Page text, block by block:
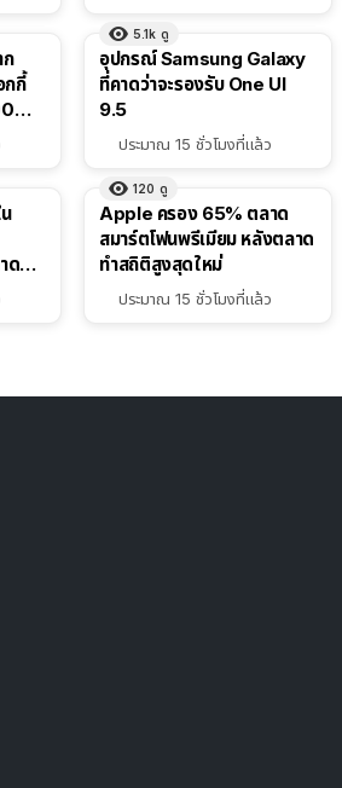
ก
กกี้
5.1k ดู
อุปกรณ์ Samsung Galaxy
ที่คาดว่าจะรองรับ One UI
9.5
ประมาณ 15 ชั่วโมงที่แล้ว
ด
120 ดู
Apple ครอง 65% ตลาด
สมาร์ตโฟนพรีเมียม หลังตลาด
ทำสถิติสูงสุดใหม่
ประมาณ 15 ชั่วโมงที่แล้ว